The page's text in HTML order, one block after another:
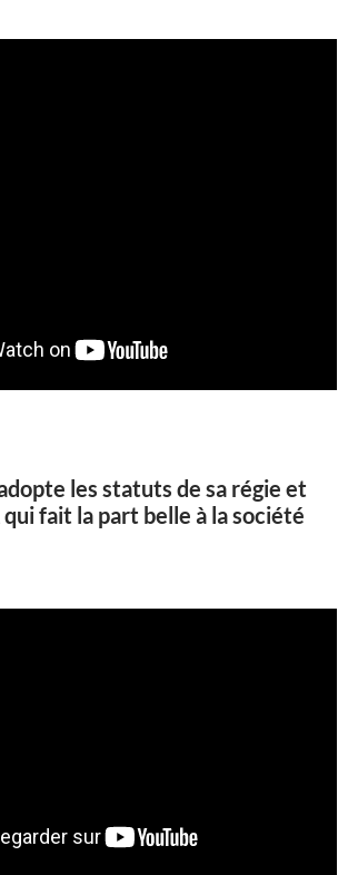
les statuts de sa régie et
qui fait la part belle à la société